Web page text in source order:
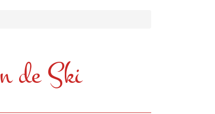
de Ski